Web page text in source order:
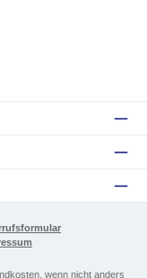
, wenn nicht anders